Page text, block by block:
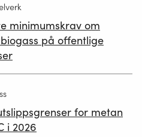
minimumskrav om
på offentlige
for metan
i 2026